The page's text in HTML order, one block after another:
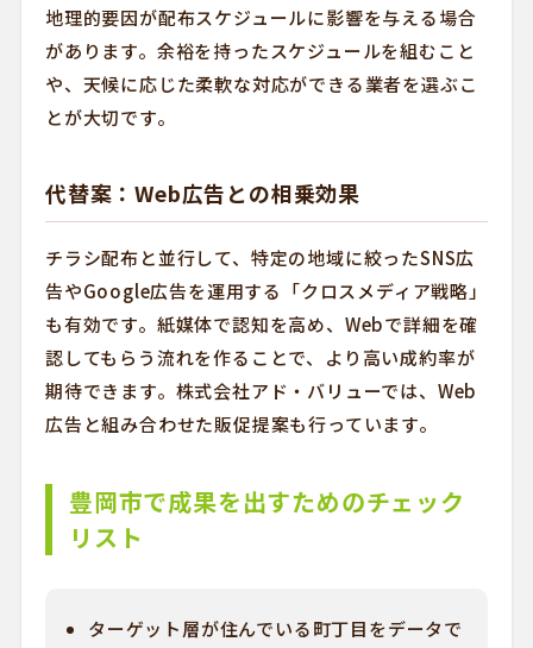
地理的要因が配布スケジュールに影響を与える場合
があります。余裕を持ったスケジュールを組むこと
や、天候に応じた柔軟な対応ができる業者を選ぶこ
とが大切です。
代替案：Web広告との相乗効果
チラシ配布と並行して、特定の地域に絞ったSNS広
告やGoogle広告を運用する「クロスメディア戦略」
も有効です。紙媒体で認知を高め、Webで詳細を確
認してもらう流れを作ることで、より高い成約率が
期待できます。株式会社アド・バリューでは、Web
広告と組み合わせた販促提案も行っています。
豊岡市で成果を出すためのチェック
リスト
ターゲット層が住んでいる町丁目をデータで